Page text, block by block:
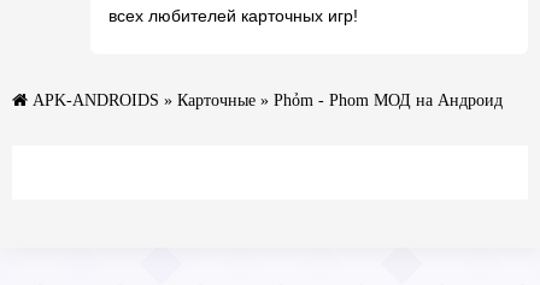
всех любителей карточных игр!
APK-ANDROIDS » Карточные » Phỏm - Phom МОД на Андроид